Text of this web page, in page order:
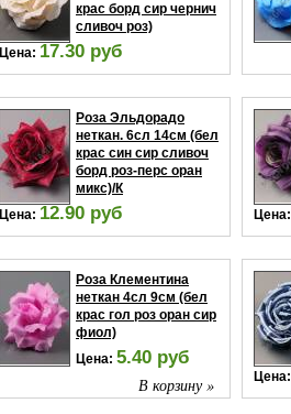
крас борд сир чернич
сливоч роз)
Цена: 17.30 руб
В корзину »
Роза Эльдорадо
неткан. 6сл 14см (бел
крас син сир сливоч
борд роз-перс оран
микс)/К
Цена: 12.90 руб
В корзину »
Цена:
Роза Клементина
неткан 4сл 9см (бел
крас гол роз оран сир
фиол)
Цена: 5.40 руб
В корзину »
Цена: